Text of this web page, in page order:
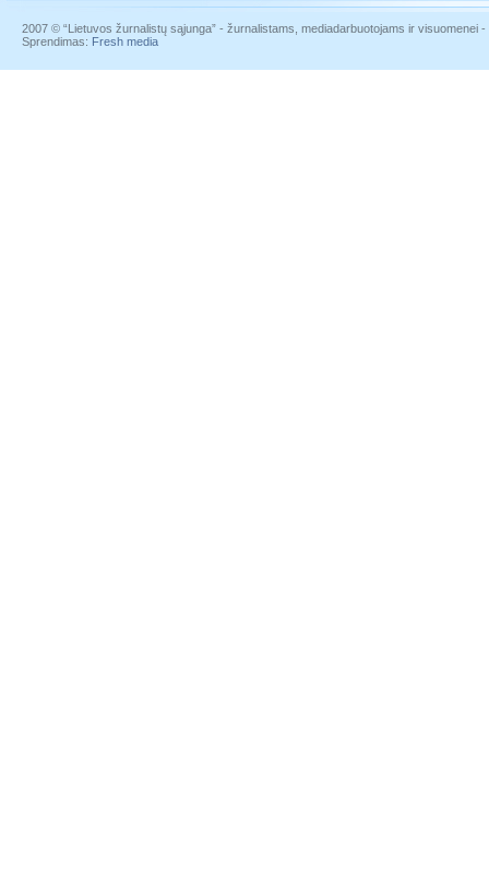
2007 © “Lietuvos žurnalistų sąjunga” - žurnalistams, mediadarbuotojams ir visuomenei
Sprendimas: Fresh media